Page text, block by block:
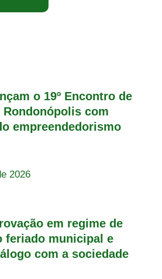
o 19º Encontro de
com
empreendedorismo
2026
em regime de
feriado municipal e
com a sociedade